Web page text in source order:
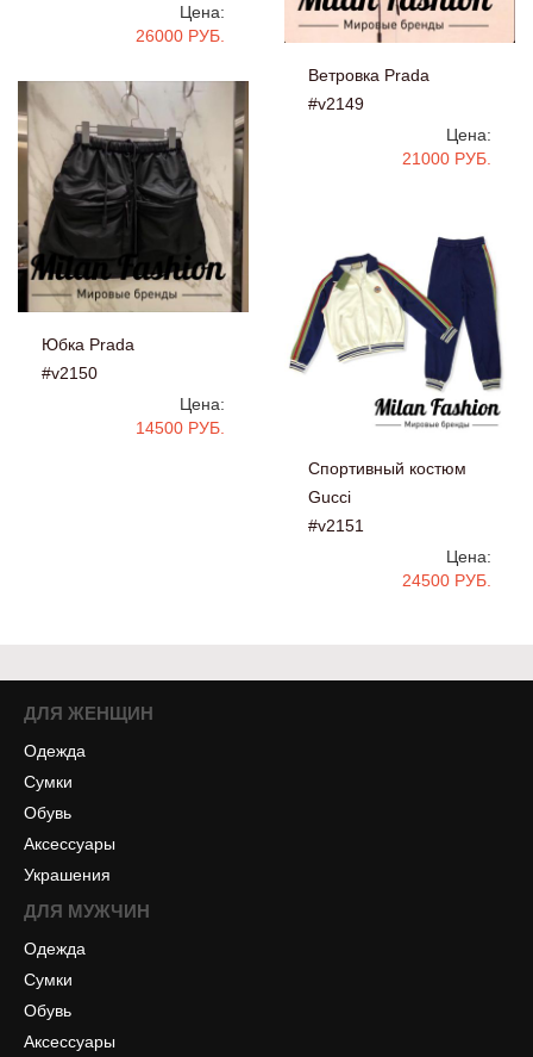
Цена:
26000 РУБ.
Ветровка Prada
#v2149
Цена:
21000 РУБ.
Юбка Prada
#v2150
Цена:
14500 РУБ.
Спортивный костюм
Gucci
#v2151
Цена:
24500 РУБ.
ДЛЯ ЖЕНЩИН
Одежда
Сумки
Обувь
Аксессуары
Украшения
ДЛЯ МУЖЧИН
Одежда
Сумки
Обувь
Аксессуары